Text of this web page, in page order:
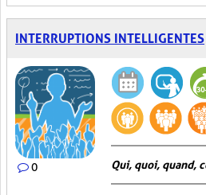
INTERRUPTIONS INTELLIGENTES
0 Qui, quoi, quand,